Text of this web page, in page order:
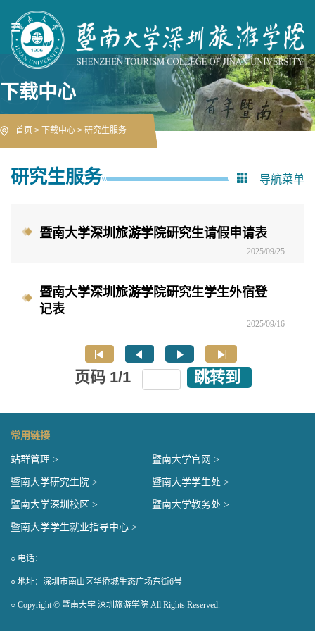
下载中心
首页 > 下载中心 > 研究生服务
研究生服务 导航菜单
暨南大学深圳旅游学院研究生请假申请表
2025/09/25
暨南大学深圳旅游学院研究生学生外宿登
记表
2025/09/16
页码 1/1 跳转到
常用链接
站群管理 > 暨南大学官网 >
暨南大学研究生院 > 暨南大学学生处 >
暨南大学深圳校区 > 暨南大学教务处 >
暨南大学学生就业指导中心 >
○ 电话：
○ 地址：深圳市南山区华侨城生态广场东街6号
○ Copyright © 暨南大学 深圳旅游学院 All Rights Reserved.